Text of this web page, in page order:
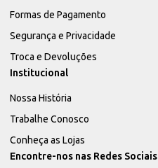
Formas de Pagamento
Segurança e Privacidade
Troca e Devoluções
Institucional
Nossa História
Trabalhe Conosco
Conheça as Lojas
Encontre-nos nas Redes Sociais